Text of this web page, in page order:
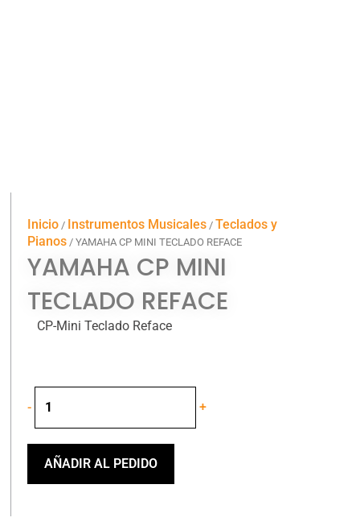
Inicio / Instrumentos Musicales / Teclados y
Pianos / YAMAHA CP MINI TECLADO REFACE
YAMAHA CP MINI
TECLADO REFACE
CP-Mini Teclado Reface
-
CP
MINI
TECLADO
REFACE
+
AÑADIR AL PEDIDO